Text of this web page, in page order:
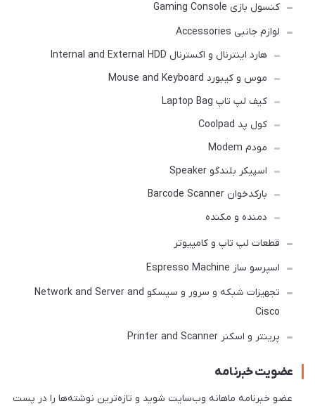
کنسول بازی Gaming Console
لوازم جانبی Accessories
هارد اینترنال و اکسترنال Internal and External HDD
موس و کیبورد Mouse and Keyboard
کیف لپ تاپ Laptop Bag
کول پد Coolpad
مودم Modem
اسپیکر بلندگو Speaker
بارکدخوان Barcode Scanner
دمنده و مکنده
قطعات لپ تاپ و کامپیوتر
اسپرسو ساز Espresso Machine
تجهیزات شبکه و سرور و سیسکو Network and Server and
Cisco
پرینتر و اسکنر Printer and Scanner
عضویت خبرنامه
عضو خبرنامه ماهانه وب‌سایت شوید و تازه‌ترین نوشته‌ها را در پست